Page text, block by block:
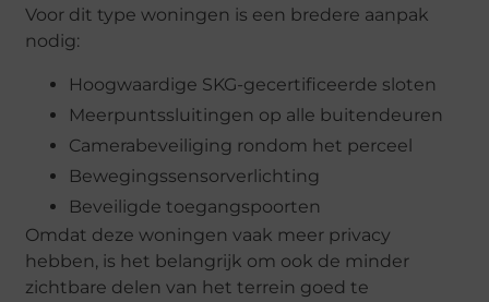
Voor dit type woningen is een bredere aanpak
nodig:
Hoogwaardige SKG-gecertificeerde sloten
Meerpuntssluitingen op alle buitendeuren
Camerabeveiliging rondom het perceel
Bewegingssensorverlichting
Beveiligde toegangspoorten
Omdat deze woningen vaak meer privacy
hebben, is het belangrijk om ook de minder
zichtbare delen van het terrein goed te